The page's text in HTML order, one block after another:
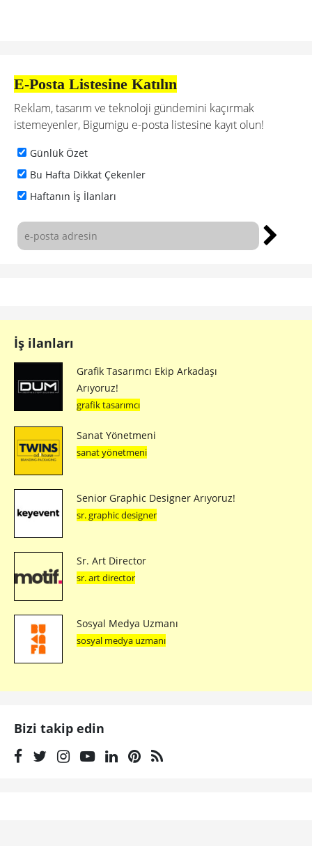
E-Posta Listesine Katılın
Reklam, tasarım ve teknoloji gündemini kaçırmak
istemeyenler, Bigumigu e-posta listesine kayıt olun!
Günlük Özet
Bu Hafta Dikkat Çekenler
Haftanın İş İlanları
İş ilanları
Grafik Tasarımcı Ekip Arkadaşı
Arıyoruz!
grafik tasarımcı
Sanat Yönetmeni
sanat yönetmeni
Senior Graphic Designer Arıyoruz!
sr. graphic designer
Sr. Art Director
sr. art director
Sosyal Medya Uzmanı
sosyal medya uzmanı
Bizi takip edin